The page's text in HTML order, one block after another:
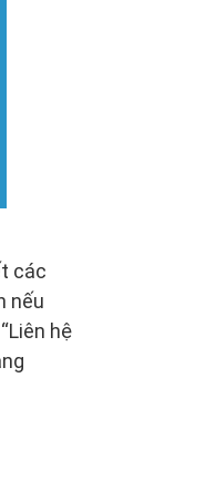
các
nếu
hệ